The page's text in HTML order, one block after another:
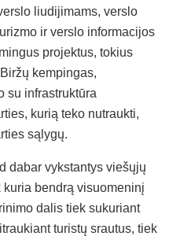
liudijimams, verslo
ir verslo informacijos
projektus, tokius
kempingas,
su infrastruktūra
kurią teko nutraukti,
sąlygų.
dabar vykstantys viešųjų
bendrą visuomeninį
dalis tiek sukuriant
turistų srautus, tiek